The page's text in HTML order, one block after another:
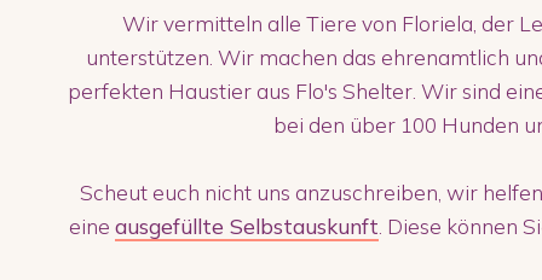
Wir vermitteln alle Tiere von Floriela, der
unterstützen. Wir machen das ehrenamtlich
perfekten Haustier aus Flo's Shelter. Wir sind
bei den über 100 Hunden
Scheut euch nicht uns anzuschreiben, wir
eineausgefüllte Selbstauskunft . Diese können